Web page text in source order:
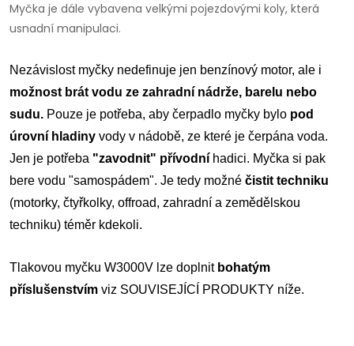
Myčka je dále vybavena velkými pojezdovými koly, která
usnadní manipulaci.
Nezávislost myčky nedefinuje jen benzínový motor, ale i
možnost brát vodu ze zahradní nádrže, barelu nebo
sudu. Pouze je potřeba, aby čerpadlo myčky bylo pod
úrovní hladiny vody v nádobě, ze které je čerpána voda.
Jen je potřeba "zavodnit" přívodní hadici. Myčka si pak
bere vodu "samospádem". Je tedy možné čistit techniku
(motorky, čtyřkolky, offroad, zahradní a zemědělskou
techniku) téměr kdekoli.
Tlakovou myčku W3000V lze doplnit bohatým
příslušenstvím viz SOUVISEJÍCÍ PRODUKTY níže.